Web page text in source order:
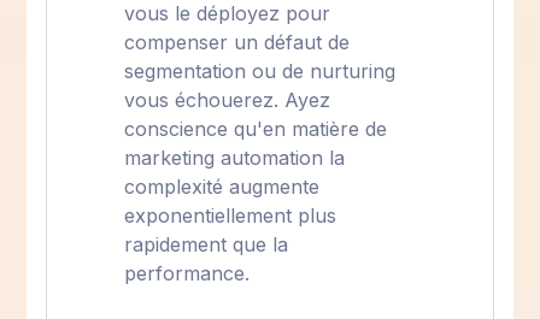
vous le déployez pour
compenser un défaut de
segmentation ou de nurturing
vous échouerez. Ayez
conscience qu'en matière de
marketing automation la
complexité augmente
exponentiellement plus
rapidement que la
performance.